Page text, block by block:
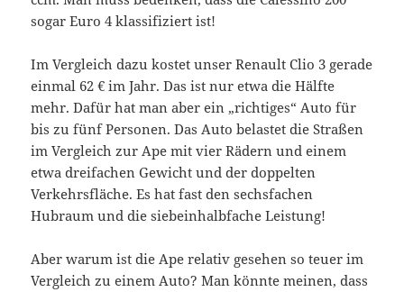
sogar Euro 4 klassifiziert ist!
Im Vergleich dazu kostet unser Renault Clio 3 gerade
einmal 62 € im Jahr. Das ist nur etwa die Hälfte
mehr. Dafür hat man aber ein „richtiges“ Auto für
bis zu fünf Personen. Das Auto belastet die Straßen
im Vergleich zur Ape mit vier Rädern und einem
etwa dreifachen Gewicht und der doppelten
Verkehrsfläche. Es hat fast den sechsfachen
Hubraum und die siebeinhalbfache Leistung!
Aber warum ist die Ape relativ gesehen so teuer im
Vergleich zu einem Auto? Man könnte meinen, dass